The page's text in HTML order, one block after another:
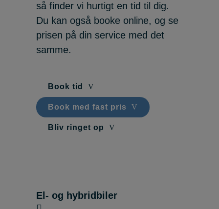
så finder vi hurtigt en tid til dig.
Du kan også booke online, og se
prisen på din service med det
samme.
Book tid
Book med fast pris
Bliv ringet op
El- og hybridbiler